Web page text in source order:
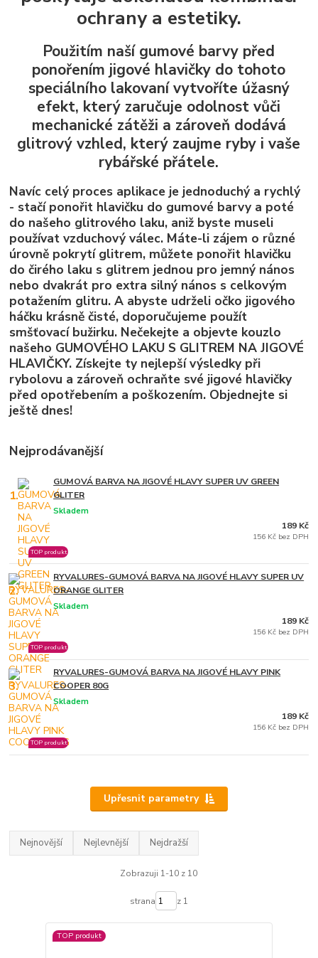
ochrany a estetiky.
Použitím naší gumové barvy před
ponořením jigové hlavičky do tohoto
speciálního lakovaní vytvoříte úžasný
efekt, který zaručuje odolnost vůči
mechanické zátěži a zároveň dodává
glitrový vzhled, který zaujme ryby i vaše
rybářské přátele.
Navíc celý proces aplikace je jednoduchý a rychlý
- stačí ponořit hlavičku do gumové barvy a poté
do našeho glitrového laku, aniž byste museli
používat vzduchový válec. Máte-li zájem o různé
úrovně pokrytí glitrem, můžete ponořit hlavičku
do čirého laku s glitrem jednou pro jemný nános
nebo dvakrát pro extra silný nános s celkovým
potažením glitru. A abyste udrželi očko jigového
háčku krásně čisté, doporučujeme použít
smšťovací bužirku. Nečekejte a objevte kouzlo
našeho GUMOVÉHO LAKU S GLITREM NA JIGOVÉ
HLAVIČKY. Získejte ty nejlepší výsledky při
rybolovu a zároveň ochraňte své jigové hlavičky
před opotřebením a poškozením. Objednejte si
ještě dnes!
Nejprodávanější
1.
GUMOVÁ BARVA NA JIGOVÉ HLAVY SUPER UV GREEN
GLITER
Skladem
TOP produkt
189 Kč
156 Kč bez DPH
2.
RYVALURES-GUMOVÁ BARVA NA JIGOVÉ HLAVY SUPER UV
ORANGE GLITER
Skladem
TOP produkt
189 Kč
156 Kč bez DPH
3.
RYVALURES-GUMOVÁ BARVA NA JIGOVÉ HLAVY PINK
COOPER 80G
Skladem
TOP produkt
189 Kč
156 Kč bez DPH
Upřesnit parametry
Nejnovější Nejlevnější Nejdražší
Zobrazuji 1-10 z 10
strana z 1
TOP produkt